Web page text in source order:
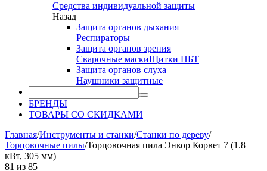
Средства индивидуальной защиты
Назад
Защита органов дыхания
Респираторы
Защита органов зрения
Сварочные маскиЩитки НБТ
Защита органов слуха
Наушники защитные
БРЕНДЫ
ТОВАРЫ СО СКИДКАМИ
Главная/Инструменты и станки/Станки по дереву/
Торцовочные пилы/Торцовочная пила Энкор Корвет 7 (1.8
кВт, 305 мм)
81 из 85